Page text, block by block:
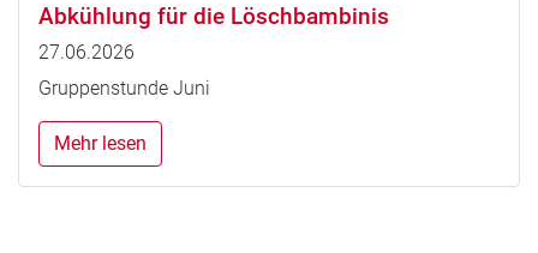
Abkühlung für die Löschbambinis
27.06.2026
Gruppenstunde Juni
Mehr lesen